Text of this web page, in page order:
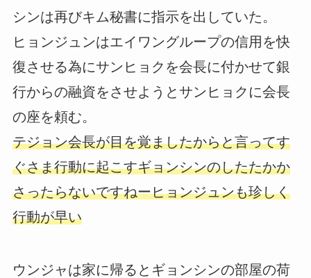
シンは再びキム秘書に指示を出していた。
ヒョンジュンはエイワングループの信用を快
復させる為にサンヒョクを会長に付かせて銀
行からの融資をさせようとサンヒョクに会長
の座を頼む。
テジョン会長が目を覚ましたからと言ってす
ぐさま行動に起こすギョンシンのしたたかか
さったらないですねーヒョンジュンも珍しく
行動が早い
ウンジャは家に帰るとギョンシンの部屋の荷